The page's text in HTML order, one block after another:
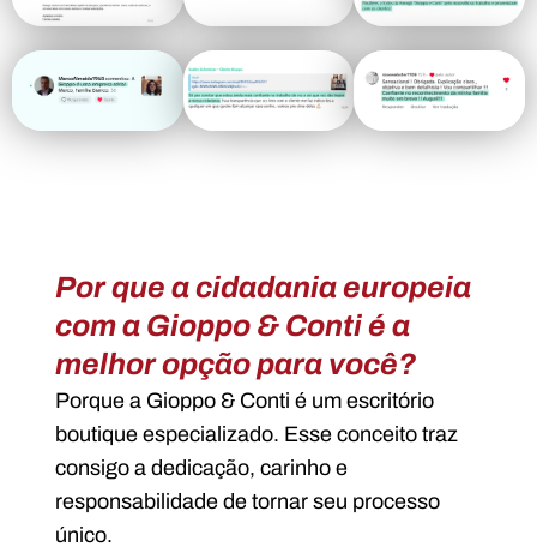
Por que a cidadania europeia
com a Gioppo & Conti é a
melhor opção para você?
Porque a Gioppo & Conti é um escritório
boutique especializado. Esse conceito traz
consigo a dedicação, carinho e
responsabilidade de tornar seu processo
único.